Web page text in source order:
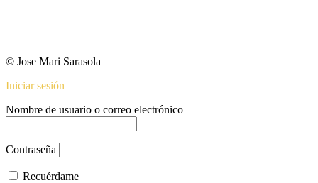
© Jose Mari Sarasola
Iniciar sesión
Nombre de usuario o correo electrónico
Contraseña
Recuérdame